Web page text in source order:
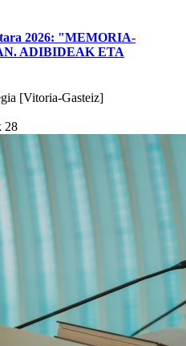
2026: "MEMORIA-
ADIBIDEAK ETA
[Vitoria-Gasteiz]
28